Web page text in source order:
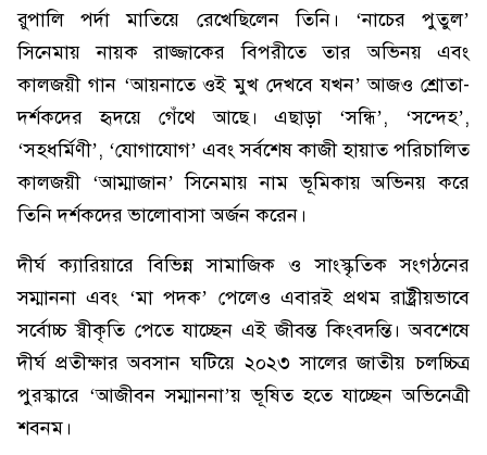
রুপালি পর্দা মাতিয়ে রেখেছিলেন তিনি। ‘নাচের পুতুল’
সিনেমায় নায়ক রাজ্জাকের বিপরীতে তার অভিনয় এবং
কালজয়ী গান ‘আয়নাতে ওই মুখ দেখবে যখন’ আজও শ্রোতা-
দর্শকদের হৃদয়ে গেঁথে আছে। এছাড়া ‘সন্ধি’, ‘সন্দেহ’,
‘সহধর্মিণী’, ‘যোগাযোগ’ এবং সর্বশেষ কাজী হায়াত পরিচালিত
কালজয়ী ‘আম্মাজান’ সিনেমায় নাম ভূমিকায় অভিনয় করে
তিনি দর্শকদের ভালোবাসা অর্জন করেন।
দীর্ঘ ক্যারিয়ারে বিভিন্ন সামাজিক ও সাংস্কৃতিক সংগঠনের
সম্মাননা এবং ‘মা পদক’ পেলেও এবারই প্রথম রাষ্ট্রীয়ভাবে
সর্বোচ্চ স্বীকৃতি পেতে যাচ্ছেন এই জীবন্ত কিংবদন্তি। অবশেষে
দীর্ঘ প্রতীক্ষার অবসান ঘটিয়ে ২০২৩ সালের জাতীয় চলচ্চিত্র
পুরস্কারে ‘আজীবন সম্মাননা’য় ভূষিত হতে যাচ্ছেন অভিনেত্রী
শবনম।